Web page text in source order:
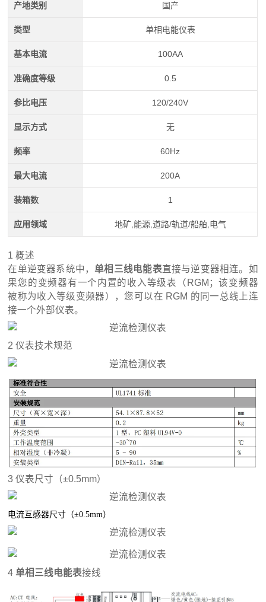
产地类别 国产
类型 单相电能仪表
基本电流 100AA
准确度等级 0.5
参比电压 120/240V
显示方式 无
频率 60Hz
最大电流 200A
装箱数 1
应用领域 地矿,能源,道路/轨道/船舶,电气
1 概述
在单逆变器系统中，单相三线电能表直接与逆变器相连。如
果您的变频器有一个内置的收入等级表（RGM；该变频器
被称为收入等级变频器），您可以在 RGM 的同一总线上连
接一个外部仪表。
2 仪表技术规范
3 仪表尺寸（±0.5mm）
电流互感器尺寸（±0.5mm）
4单相三线电能表接线